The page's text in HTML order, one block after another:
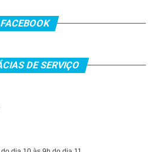
FACEBOOK
DE SERVIÇO